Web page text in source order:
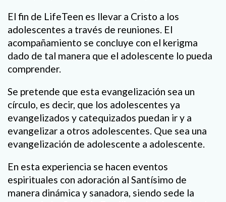
El fin de LifeTeen es llevar a Cristo a los
adolescentes a través de reuniones. El
acompañamiento se concluye con el kerigma
dado de tal manera que el adolescente lo pueda
comprender.
Se pretende que esta evangelización sea un
círculo, es decir, que los adolescentes ya
evangelizados y catequizados puedan ir y a
evangelizar a otros adolescentes. Que sea una
evangelización de adolescente a adolescente.
En esta experiencia se hacen eventos
espirituales con adoración al Santísimo de
manera dinámica y sanadora, siendo sede la